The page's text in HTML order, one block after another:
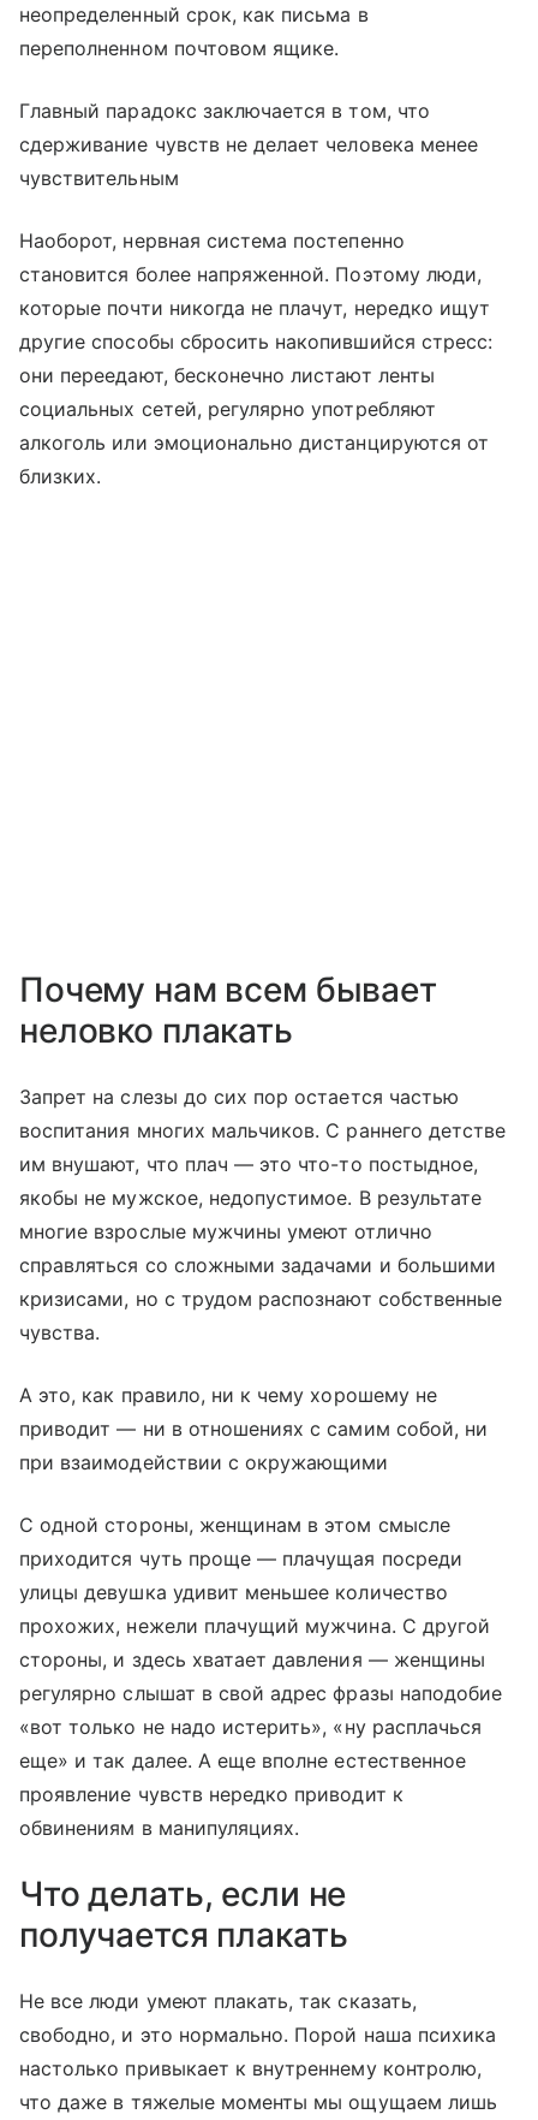
неопределенный срок, как письма в
переполненном почтовом ящике.
Главный парадокс заключается в том, что
сдерживание чувств не делает человека менее
чувствительным
Наоборот, нервная система постепенно
становится более напряженной. Поэтому люди,
которые почти никогда не плачут, нередко ищут
другие способы сбросить накопившийся стресс:
они переедают, бесконечно листают ленты
социальных сетей, регулярно употребляют
алкоголь или эмоционально дистанцируются от
близких.
Почему нам всем бывает
неловко плакать
Запрет на слезы до сих пор остается частью
воспитания многих мальчиков. С раннего детстве
им внушают, что плач — это что-то постыдное,
якобы не мужское, недопустимое. В результате
многие взрослые мужчины умеют отлично
справляться со сложными задачами и большими
кризисами, но с трудом распознают собственные
чувства.
А это, как правило, ни к чему хорошему не
приводит — ни в отношениях с самим собой, ни
при взаимодействии с окружающими
С одной стороны, женщинам в этом смысле
приходится чуть проще — плачущая посреди
улицы девушка удивит меньшее количество
прохожих, нежели плачущий мужчина. С другой
стороны, и здесь хватает давления — женщины
регулярно слышат в свой адрес фразы наподобие
«вот только не надо истерить», «ну расплачься
еще» и так далее. А еще вполне естественное
проявление чувств нередко приводит к
обвинениям в манипуляциях.
Что делать, если не
получается плакать
Не все люди умеют плакать, так сказать,
свободно, и это нормально. Порой наша психика
настолько привыкает к внутреннему контролю,
что даже в тяжелые моменты мы ощущаем лишь